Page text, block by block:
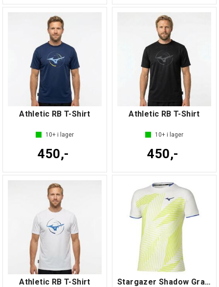
Athletic RB T-Shirt
10+ i lager
450,-
Athletic RB T-Shirt
10+ i lager
450,-
Athletic RB T-Shirt Stargazer Shadow Graphic Tee